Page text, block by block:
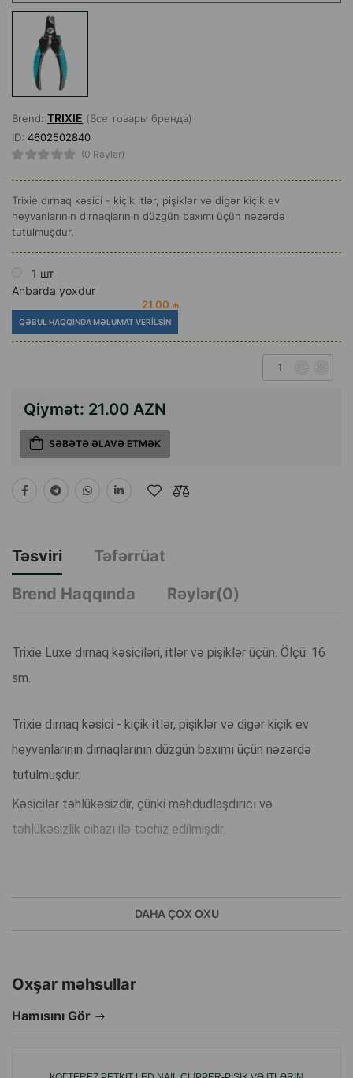
Brend: TRIXIE (Все товары бренда)
ID: 4602502840
(0 Rəylər)
Trixie dırnaq kəsici - kiçik itlər, pişiklər və digər kiçik ev
heyvanlarının dırnaqlarının düzgün baxımı üçün nəzərdə
tutulmuşdur.
1 шт
Anbarda yoxdur
21.00 ₼
QƏBUL HAQQINDA MƏLUMAT VERILSIN
Qiymət: 21.00 AZN
SƏBƏTƏ ƏLAVƏ ETMƏK
Təsviri
Təfərrüat
Brend Haqqında
Rəylər(0)
Trixie Luxe dırnaq kəsiciləri, itlər və pişiklər üçün. Ölçü: 16
sm.
Trixie dırnaq kəsici - kiçik itlər, pişiklər və digər kiçik ev
heyvanlarının dırnaqlarının düzgün baxımı üçün nəzərdə
tutulmuşdur.
Kəsicilər təhlükəsizdir, çünki məhdudlaşdırıcı və
təhlükəsizlik cihazı ilə təchiz edilmişdir.
mövsümdən və digər amillərdən asılı olan vacib gigiyenik
Bu alət, pişiklərin, kiçik cins itlərin və gəmiricilərin
DAHA ÇOX OXU
Oxşar məhsullar
Hamısını Gör